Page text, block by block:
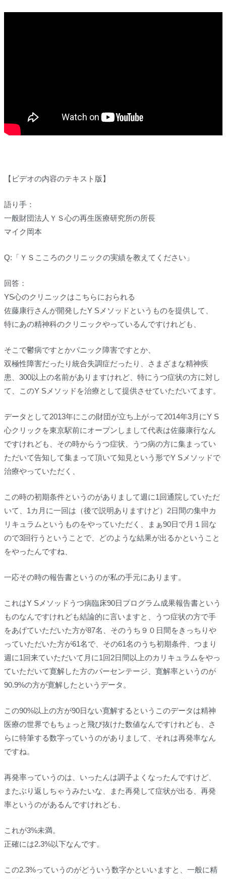
【ビデオの内容のテキスト版】
語り手：
一般財団法人ＹＳ心の再生医療研究所の所長
マイク岡本
Q:「ＹＳこころのクリニックの実績を教えてください」
回答：
YS心のクリニックはこちらにおられる
佐藤康行さんが開発したY Sメソッドというものを提供して、
特にあの精神科のクリニックやっているんですけれども、
そこで鬱病ですとかパニック障害ですとか、
双極性障害だったり統合失調症だったり、さまざまな精神疾
患、300以上の名前がありますけれど、特にうつ症状の方に対し
て、このY Sメソッドを治療として提供させていただいてます。
データとして2013年にこの財団が立ち上がって2014年3月にY S
心クリックを東京駅前にオープンしまして代表は佐藤康行なん
ですけれども、その時からうつ症状、うつ病の方に集まってい
ただいて告知して集まって頂いて知見という形でY Sメソッドで
治療やっていただく、
この時の初期条件というのがありまして週に1回通院していただ
いて、1カ月に一回は（後で説明ありますけど）2日間の集中カ
リキュラムというものをやっていただく、まぁ90日で月１回な
ので3回行うということで、どのような結果が出るかということ
をやったんですね、
一応その時の報告書というのが私の手元にあります。
これはY Sメソッドうつ病臨床90日プログラム成果報告書という
ものなんですけれども結論的に言いますと、うつ症状の方で手
をあげていただいた方が87名、そのうち９０日間をきっちりや
っていただいた方が61名で、その61名のうち初期条件、つまり
週に1回来ていただいて月に1回2日間以上のカリキュラムをやっ
ていただいて寛解した方のパーセンテージ、寛解率というのが
90.9%の方が寛解したというデータ。
この90%以上の方が90日ない寛解するというこのデータは精神
医療の世界でもちょっと飛び抜けた数値なんですけれども、さ
らに特筆する数字っていうのがありまして、それは再発率なん
ですね。
再発率っていうのは、いったんは調子よくなったんですけど、
またぶり返しちゃうみたいな、また再発して症状が出る、再発
率というのがあるんですけれども、
これが3%未満。
正確には2.3%以下なんです。
この2.3%っていうのがどういう数字かといいますと、一般に精